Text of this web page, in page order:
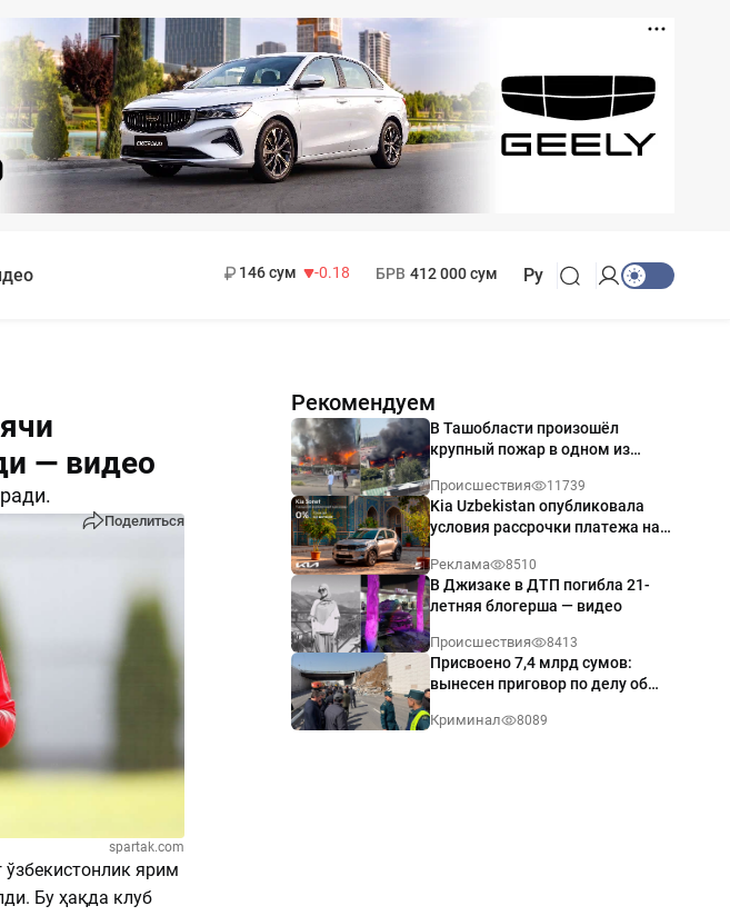
146 сум
-0.18
БРВ 412 000 сум Ру
— видео
Поделиться
spartak.com
ўзбекистонлик ярим
Бу ҳақда клуб
Рекомендуем
В Ташобласти произошёл
крупный пожар в одном из
Происшествия 11739
Kia Uzbekistan опубликовала
условия рассрочки платежа на
годовых
Реклама 8510
В Джизаке в ДТП погибла 21-
летняя блогерша — видео
Происшествия 8413
Присвоено 7,4 млрд сумов:
вынесен приговор по делу об
Ташкенте
Криминал 8089